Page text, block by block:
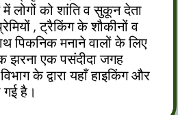
लोगों को शांति व सुकून देता
, ट्रैकिंग के शौकीनों व
पिकनिक मनाने वालों के लिए
झरना एक पसंदीदा जगह
के द्वारा यहाँ हाइकिंग और
गई है।